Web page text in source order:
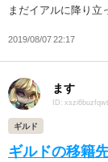
まだイアルに降り立
2019/08/07 22:17
ます
ID: xszi6buzfqwt
ギルド
ギルドの移籍